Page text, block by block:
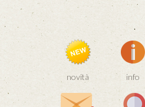
novità info